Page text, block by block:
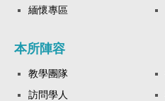
緬懷專區
本所陣容
教學團隊
訪問學人